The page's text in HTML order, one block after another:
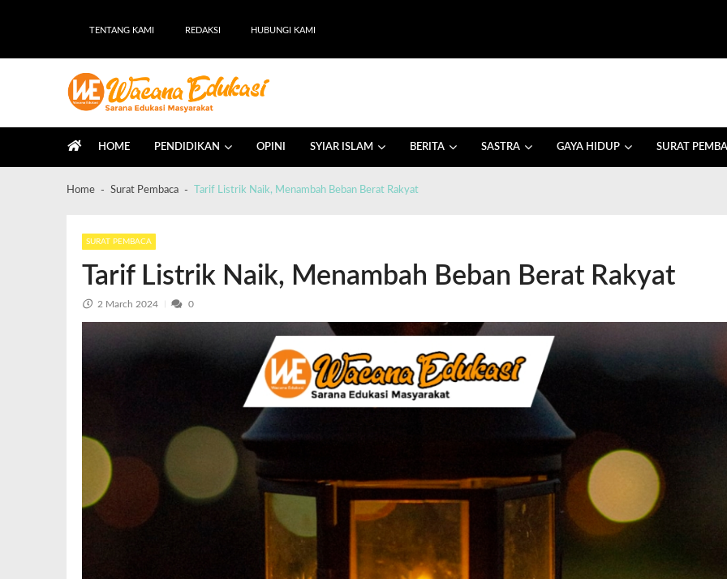
TENTANG KAMI REDAKSI HUBUNGI KAMI
HOME PENDIDIKAN OPINI SYIAR ISLAM BERITA SASTRA GAYA HIDUP SURAT
Home Surat Pembaca Tarif Listrik Naik, Menambah Beban Berat Rakyat
SURAT PEMBACA
Tarif Listrik Naik, Menambah Beban Berat Rakyat
2 March 2024 0